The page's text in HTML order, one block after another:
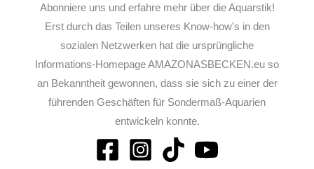
Abonniere uns und erfahre mehr über die Aquarstik!
Erst durch das Teilen unseres Know-how's in den
sozialen Netzwerken hat die ursprüngliche
Informations-Homepage AMAZONASBECKEN.eu so
an Bekanntheit gewonnen, dass sie sich zu einer der
führenden Geschäften für Sondermaß-Aquarien
entwickeln konnte.